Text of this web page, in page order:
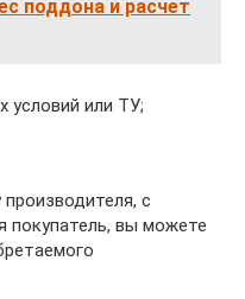
поддона и расчет
условий или ТУ;
с
вы можете